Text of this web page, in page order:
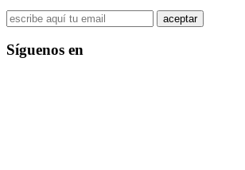
Síguenos en